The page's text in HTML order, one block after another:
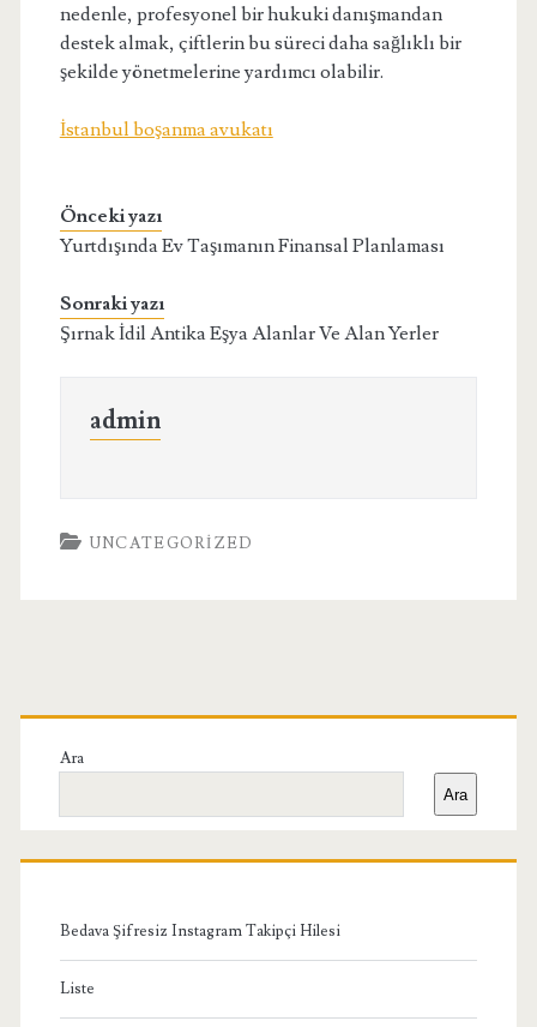
nedenle, profesyonel bir hukuki danışmandan
destek almak, çiftlerin bu süreci daha sağlıklı bir
şekilde yönetmelerine yardımcı olabilir.
İstanbul boşanma avukatı
Önceki yazı
Yurtdışında Ev Taşımanın Finansal Planlaması
Sonraki yazı
Şırnak İdil Antika Eşya Alanlar Ve Alan Yerler
admin
UNCATEGORIZED
Birincil
Yan
Menü
Ara
Ara
Bedava Şifresiz Instagram Takipçi Hilesi
Liste